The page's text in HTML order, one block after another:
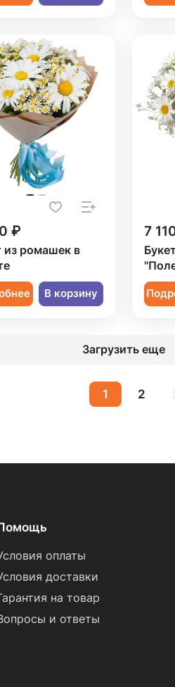
₽
из ромашек в
В корзину
7
Загрузить еще
1 2
оплаты
доставки
на товар
и ответы